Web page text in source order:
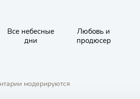
Все небесные
дни
Любовь и
продюсер
модерируются